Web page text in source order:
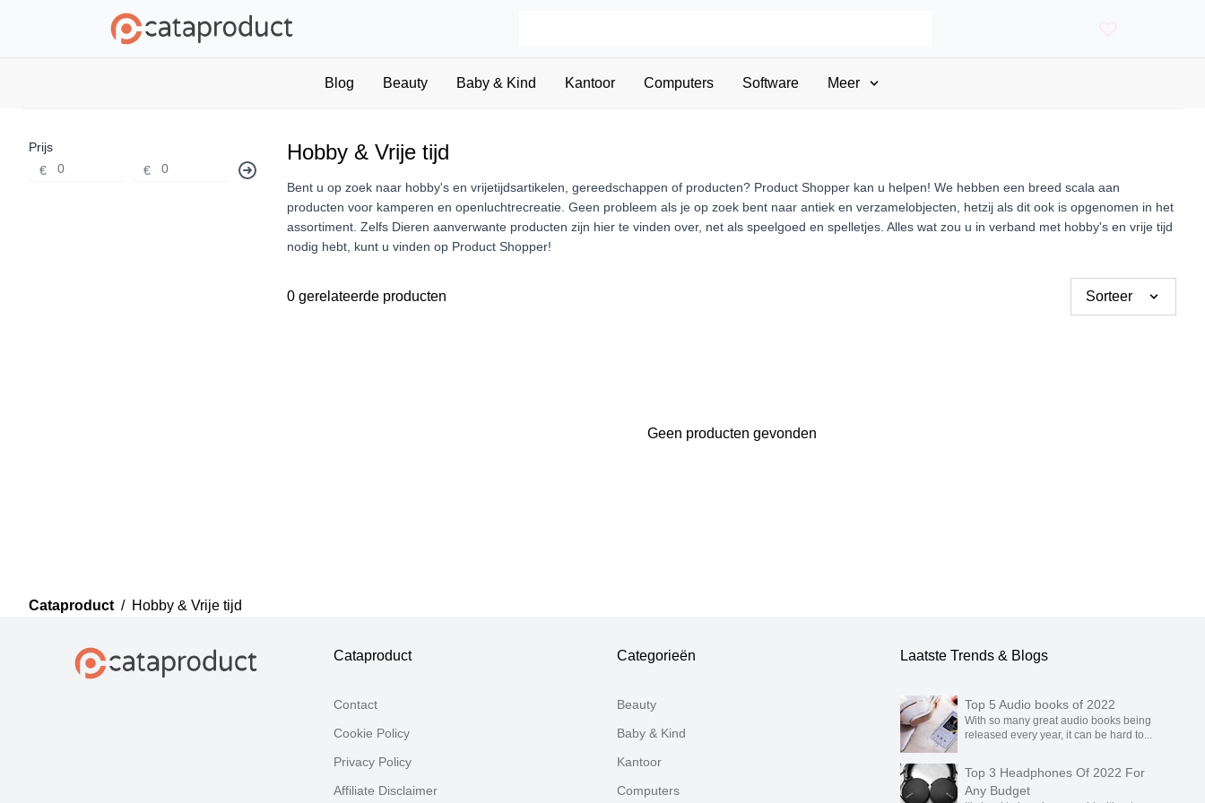
Blog Beauty Baby & Kind Kantoor Computers Software Meer
Prijs
€
€
Hobby & Vrije tijd
Bent u op zoek naar hobby's en vrijetijdsartikelen, gereedschappen of producten? Product Shopper kan u helpen! We hebben een breed scala aan
producten voor kamperen en openluchtrecreatie. Geen probleem als je op zoek bent naar antiek en verzamelobjecten, hetzij als dit ook is opgenomen in het
assortiment. Zelfs Dieren aanverwante producten zijn hier te vinden over, net als speelgoed en spelletjes. Alles wat zou u in verband met hobby's en vrije tijd
nodig hebt, kunt u vinden op Product Shopper!
0 gerelateerde producten Sorteer
Geen producten gevonden
Cataproduct / Hobby & Vrije tijd
Cataproduct
Contact
Cookie Policy
Privacy Policy
Affiliate Disclaimer
Categorieën
Beauty
Baby & Kind
Kantoor
Computers
Laatste Trends & Blogs
Top 5 Audio books of 2022
With so many great audio books being
released every year, it can be hard to...
Top 3 Headphones Of 2022 For
Any Budget